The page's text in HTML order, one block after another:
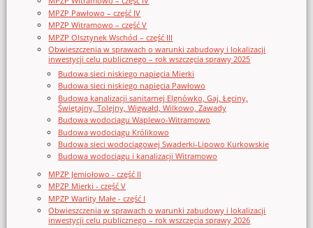
MPZP Pawłowo – część IV
MPZP Witramowo – część V
MPZP Olsztynek Wschód – część III
Obwieszczenia w sprawach o warunki zabudowy i lokalizacji
inwestycji celu publicznego – rok wszczęcia sprawy 2025
Budowa sieci niskiego napięcia Mierki
Budowa sieci niskiego napięcia Pawłowo
Budowa kanalizacji sanitarnej Elgnówko, Gaj, Łęciny,
Świętajny, Tolejny, Wigwałd, Wilkowo, Zawady
Budowa wodociągu Waplewo-Witramowo
Budowa wodociągu Królikowo
Budowa sieci wodociągowej Swaderki-Lipowo Kurkowskie
Budowa wodociągu i kanalizacji Witramowo
MPZP Jemiołowo - część II
MPZP Mierki - część V
MPZP Warlity Małe - część I
Obwieszczenia w sprawach o warunki zabudowy i lokalizacji
inwestycji celu publicznego – rok wszczęcia sprawy 2026